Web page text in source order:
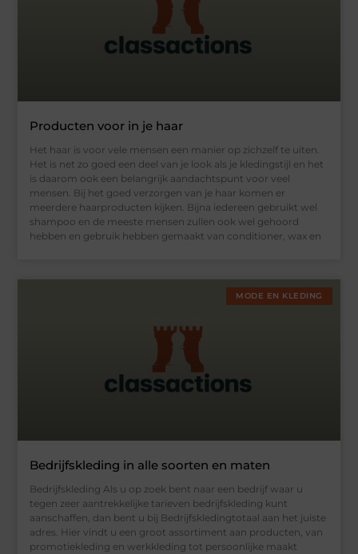
Producten voor in je haar
Het haar is voor vele mensen een manier op zichzelf te uiten.
Het is net zo goed een deel van je look als je kledingstijl en het
is daarom ook een belangrijk aandachtspunt voor veel
mensen. Bij het goed verzorgen van je haar komen er
meerdere haarproducten kijken. Bijna iedereen gebruikt wel
shampoo en de meeste mensen zullen ook wel gehoord
hebben en gebruik hebben gemaakt van conditioner, wax en
MODE EN KLEDING
Bedrijfskleding in alle soorten en maten
Bedrijfskleding Als u op zoek bent naar een bedrijf waar u
tegen zeer aantrekkelijke tarieven bedrijfskleding kunt
aanschaffen, dan bent u bij Bedrijfskledingtotaal aan het juiste
adres. Hier vindt u een groot assortiment aan producten, van
promotiekleding en werkkleding tot persoonlijke maakt